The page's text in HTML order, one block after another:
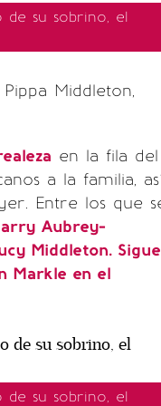
de su sobrino, el
Middleton,
en la fila del
a la familia,
Entre los que
Aubrey-
Middleton. Sigue
Markle en el
de su sobrino, el